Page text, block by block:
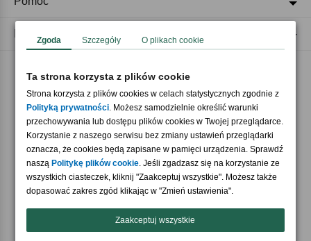
Akceptujemy płatności
Nasi partnerzy
Zgoda Szczegóły O plikach cookie
Ta strona korzysta z plików cookie
Strona korzysta z plików cookies w celach statystycznych zgodnie z
Polityką prywatności. Możesz samodzielnie określić warunki
przechowywania lub dostępu plików cookies w Twojej przeglądarce.
Korzystanie z naszego serwisu bez zmiany ustawień przeglądarki
oznacza, że cookies będą zapisane w pamięci urządzenia. Sprawdź
naszą Politykę plików cookie. Jeśli zgadzasz się na korzystanie ze
wszystkich ciasteczek, kliknij "Zaakceptuj wszystkie". Możesz także
dopasować zakres zgód klikając w "Zmień ustawienia".
Zaakceptuj wszystkie